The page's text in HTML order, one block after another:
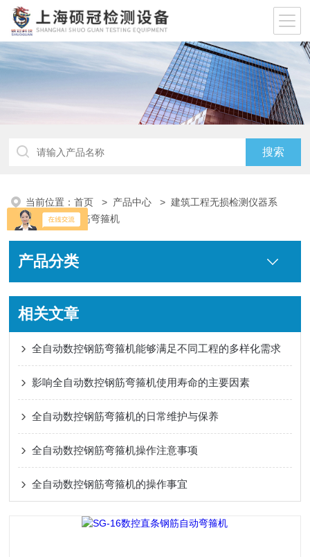
当前位置：首页 > 产品中心 >建筑工程无损检测仪器系
列
>数控钢筋弯箍机
产品分类
相关文章
全自动数控钢筋弯箍机能够满足不同工程的多样化需求
影响全自动数控钢筋弯箍机使用寿命的主要因素
全自动数控钢筋弯箍机的日常维护与保养
全自动数控钢筋弯箍机操作注意事项
全自动数控钢筋弯箍机的操作事宜